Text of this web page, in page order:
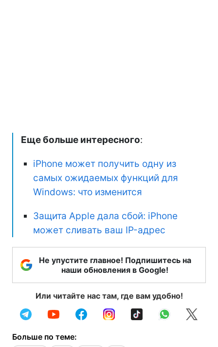
Еще больше интересного:
iPhone может получить одну из
самых ожидаемых функций для
Windows: что изменится
Защита Apple дала сбой: iPhone
может сливать ваш IP-адрес
Не упустите главное! Подпишитесь на
наши обновления в Google!
Или читайте нас там, где вам удобно!
Больше по теме: